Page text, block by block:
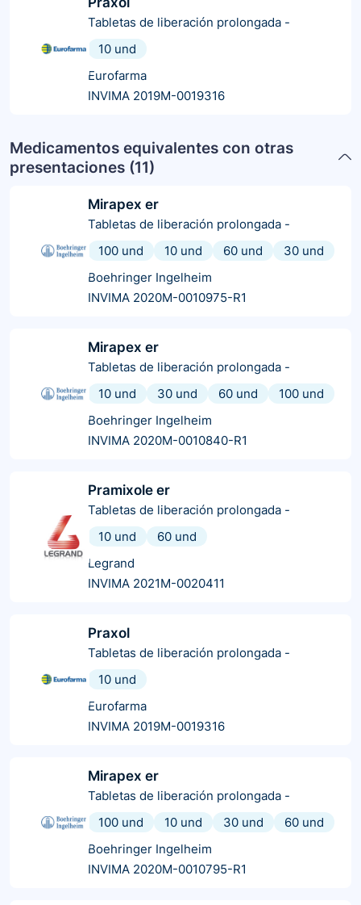
Tabletas de liberación prolongada -
10 und
Eurofarma
INVIMA 2019M-0019316
Medicamentos equivalentes con otras
presentaciones (11)
Mirapex er
Tabletas de liberación prolongada -
100 und
10 und 60 und
30 und
Boehringer Ingelheim
INVIMA 2020M-0010975-R1
Mirapex er
Tabletas de liberación prolongada -
10 und
30 und 60 und
100 und
Boehringer Ingelheim
INVIMA 2020M-0010840-R1
Pramixole er
Tabletas de liberación prolongada -
10 und
60 und
Legrand
INVIMA 2021M-0020411
Praxol
Tabletas de liberación prolongada -
10 und
Eurofarma
INVIMA 2019M-0019316
Mirapex er
Tabletas de liberación prolongada -
100 und
10 und 30 und
60 und
Boehringer Ingelheim
INVIMA 2020M-0010795-R1